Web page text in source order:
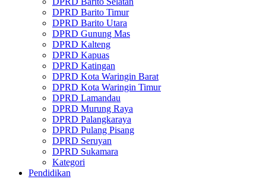
DPRD Barito Timur
DPRD Barito Utara
DPRD Gunung Mas
DPRD Kalteng
DPRD Kapuas
DPRD Katingan
DPRD Kota Waringin Barat
DPRD Kota Waringin Timur
DPRD Lamandau
DPRD Murung Raya
DPRD Palangkaraya
DPRD Pulang Pisang
DPRD Seruyan
DPRD Sukamara
Kategori
Pendidikan